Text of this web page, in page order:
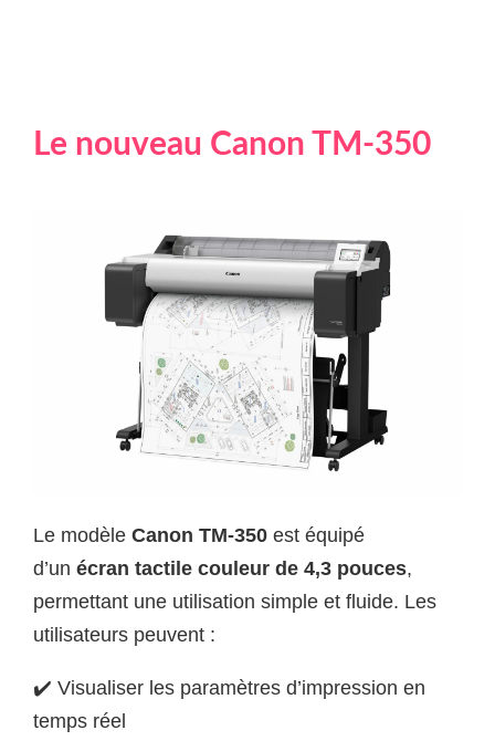
Le nouveau Canon TM-350
Le modèle Canon TM-350 est équipé
d’un écran tactile couleur de 4,3 pouces,
permettant une utilisation simple et fluide. Les
utilisateurs peuvent :
✔️ Visualiser les paramètres d’impression en
temps réel